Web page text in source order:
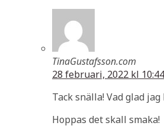
TinaGustafsson.com
28 februari, 2022 kl 10:44
Tack snälla! Vad glad
Hoppas det skall smaka!